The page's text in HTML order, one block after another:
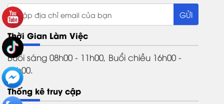
Thời Gian Làm Việc
Buổi sáng 08h00 - 11h00, Buổi chiều 16h00 -
21h00.
Thống kê truy cập